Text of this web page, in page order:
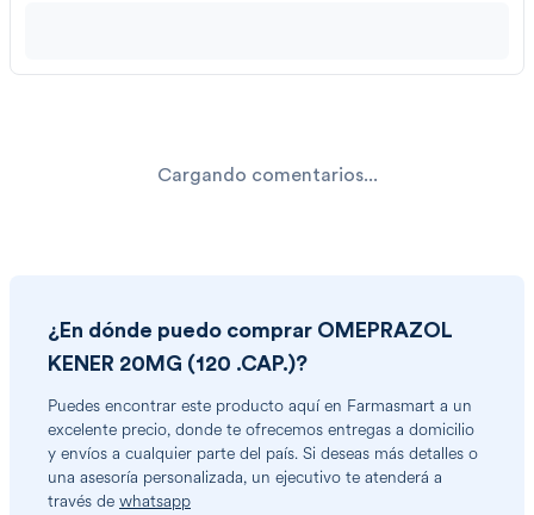
Cargando comentarios...
¿En dónde puedo comprar OMEPRAZOL
KENER 20MG (120 .CAP.)?
Puedes encontrar este producto aquí en Farmasmart a un
excelente precio, donde te ofrecemos entregas a domicilio
y envíos a cualquier parte del país. Si deseas más detalles o
una asesoría personalizada, un ejecutivo te atenderá a
través de whatsapp